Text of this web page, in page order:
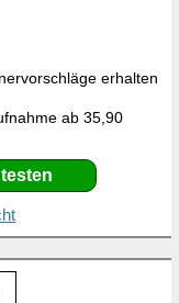
erhalten
ab 35,90